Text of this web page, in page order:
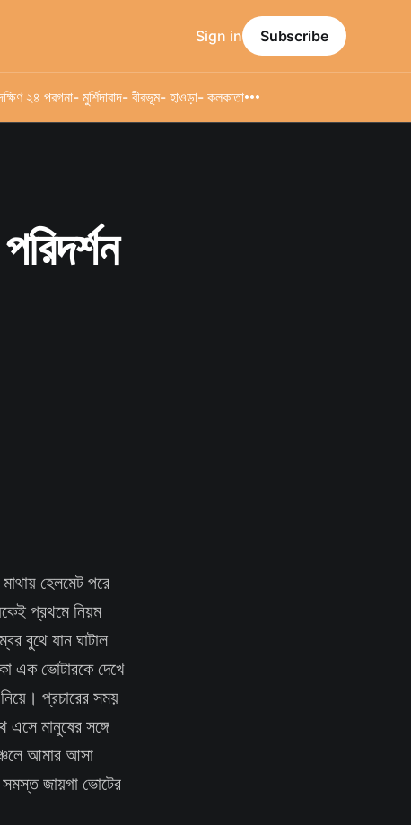
২৪ পরগনা- মুর্শিদাবাদ- বীরভূম- হাওড়া- কলকাতা
Sign in Subscribe
হেলমেট পরে
প্রথমে নিয়ম
বুথে যান ঘাটাল
এক ভোটারকে দেখে
প্রচারের সময়
মানুষের সঙ্গে
আমার আসা
সমস্ত জায়গা ভোটের